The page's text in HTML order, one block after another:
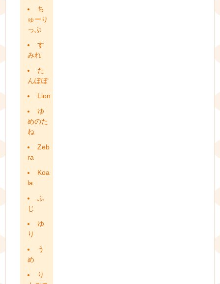
ち
ゅーり
っぷ
す
みれ
た
んぽぽ
Lion
ゆ
めのた
ね
Zeb
ra
Koa
la
ふ
じ
ゆ
り
う
め
り